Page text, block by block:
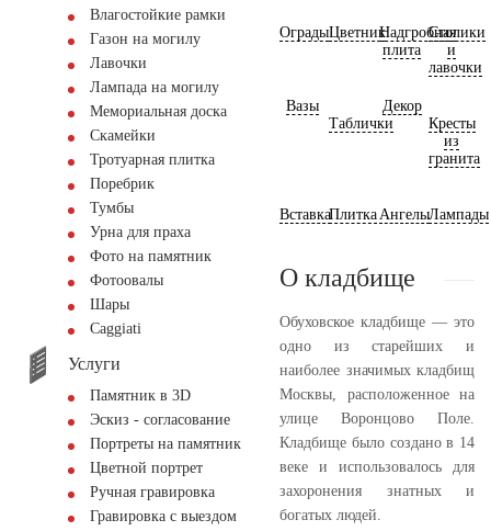
Влагостойкие рамки
Газон на могилу
Лавочки
Лампада на могилу
Мемориальная доска
Скамейки
Тротуарная плитка
Поребрик
Тумбы
Урна для праха
Фото на памятник
Фотоовалы
Шары
Сaggiati
Услуги
Памятник в 3D
Эскиз - согласование
Портреты на памятник
Цветной портрет
Ручная гравировка
Гравировка с выездом
ОградыЦветникНадгробная
плита
Столики
и
лавочки
Вазы
Таблички
Декор
Кресты
из
гранита
ВставкаПлитка АнгелыЛампады
О кладбище
Обуховское кладбище — это
одно из старейших и
наиболее значимых кладбищ
Москвы, расположенное на
улице Воронцово Поле.
Кладбище было создано в 14
веке и использовалось для
захоронения знатных и
богатых людей.